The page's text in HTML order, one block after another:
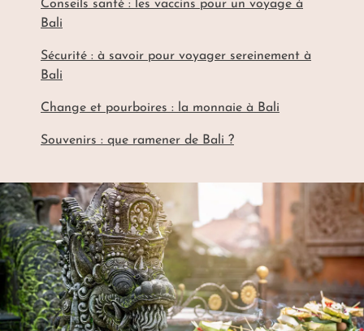
Conseils santé : les vaccins pour un voyage à
Bali
Sécurité : à savoir pour voyager sereinement à
Bali
Change et pourboires : la monnaie à Bali
Souvenirs : que ramener de Bali ?